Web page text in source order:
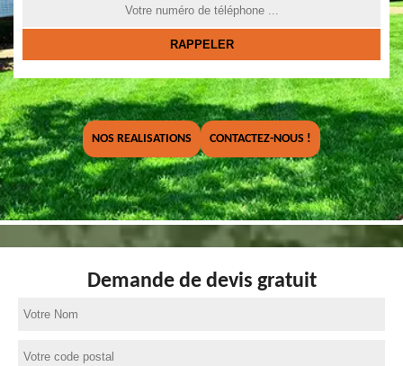
NOS REALISATIONS CONTACTEZ-NOUS !
Demande de devis gratuit